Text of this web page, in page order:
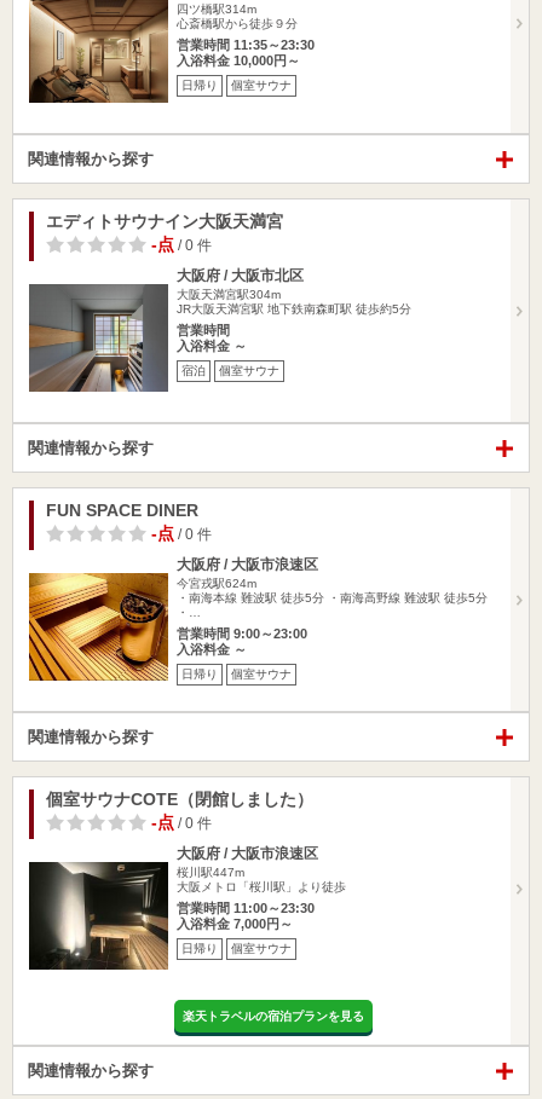
四ツ橋駅314m
心斎橋駅から徒歩９分
営業時間 11:35～23:30
入浴料金 10,000円～
日帰り 個室サウナ
関連情報から探す
エディトサウナイン大阪天満宮
-点 / 0 件
大阪府 / 大阪市北区
大阪天満宮駅304m
JR大阪天満宮駅 地下鉄南森町駅 徒歩約5分
営業時間
入浴料金 ～
宿泊 個室サウナ
関連情報から探す
FUN SPACE DINER
-点 / 0 件
大阪府 / 大阪市浪速区
今宮戎駅624m
・南海本線 難波駅 徒歩5分 ・南海高野線 難波駅 徒歩5分
・…
営業時間 9:00～23:00
入浴料金 ～
日帰り 個室サウナ
関連情報から探す
個室サウナCOTE（閉館しました）
-点 / 0 件
大阪府 / 大阪市浪速区
桜川駅447m
大阪メトロ「桜川駅」より徒歩
営業時間 11:00～23:30
入浴料金 7,000円～
日帰り 個室サウナ
楽天トラベルの宿泊プランを見る
関連情報から探す